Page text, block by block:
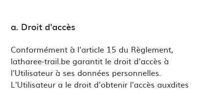
a. Droit d'accès
Conformément à l'article 15 du Règlement,
latharee-trail.be garantit le droit d'accès à
l'Utilisateur à ses données personnelles.
L'Utilisateur a le droit d'obtenir l'accès auxdites